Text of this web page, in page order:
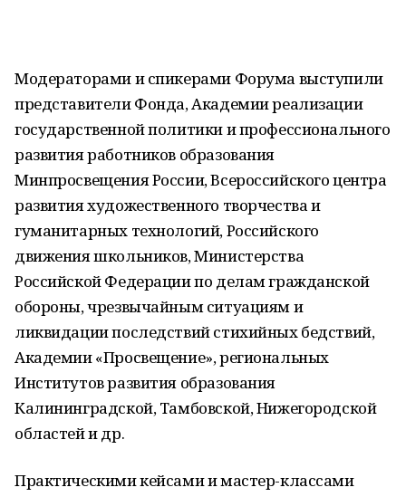
Модераторами и спикерами Форума выступили
представители Фонда, Академии реализации
государственной политики и профессионального
развития работников образования
Минпросвещения России, Всероссийского центра
развития художественного творчества и
гуманитарных технологий, Российского
движения школьников, Министерства
Российской Федерации по делам гражданской
обороны, чрезвычайным ситуациям и
ликвидации последствий стихийных бедствий,
Академии «Просвещение», региональных
Институтов развития образования
Калининградской, Тамбовской, Нижегородской
областей и др.
Практическими кейсами и мастер-классами